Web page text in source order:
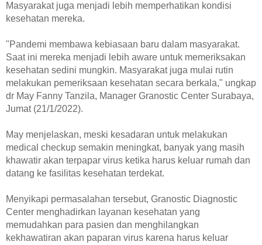
Perusahaan dan Asuransi
CARI DOKTER
REGISTRASI ONLINE
Masyarakat juga menjadi lebih memperhatikan kondisi
kesehatan mereka.
"Pandemi membawa kebiasaan baru dalam masyarakat.
Saat ini mereka menjadi lebih aware untuk memeriksakan
kesehatan sedini mungkin. Masyarakat juga mulai rutin
melakukan pemeriksaan kesehatan secara berkala," ungkap
dr May Fanny Tanzila, Manager Granostic Center Surabaya,
Jumat (21/1/2022).
May menjelaskan, meski kesadaran untuk melakukan
medical checkup semakin meningkat, banyak yang masih
khawatir akan terpapar virus ketika harus keluar rumah dan
datang ke fasilitas kesehatan terdekat.
Menyikapi permasalahan tersebut, Granostic Diagnostic
Center menghadirkan layanan kesehatan yang
memudahkan para pasien dan menghilangkan
kekhawatiran akan paparan virus karena harus keluar